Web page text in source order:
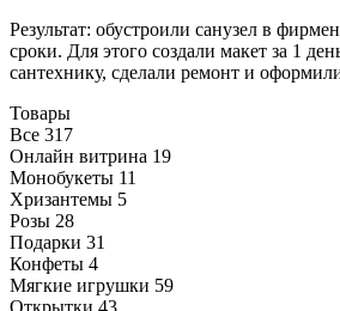
Результат: обустроили санузел в
сроки. Для этого создали макет за 1
сантехнику, сделали ремонт и
Товары
Все 317
Онлайн витрина 19
Монобукеты 11
Хризантемы 5
Розы 28
Подарки 31
Конфеты 4
Мягкие игрушки 59
Открытки 43